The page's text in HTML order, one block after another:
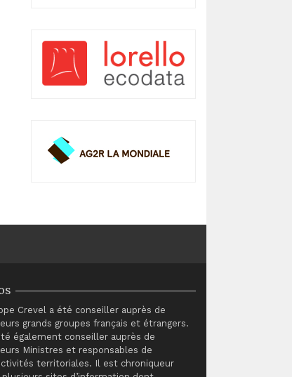
Crevel a été conseiller auprès de
grands groupes français et étrangers.
également conseiller auprès de
Ministres et responsables de
territoriales. Il est chroniqueur